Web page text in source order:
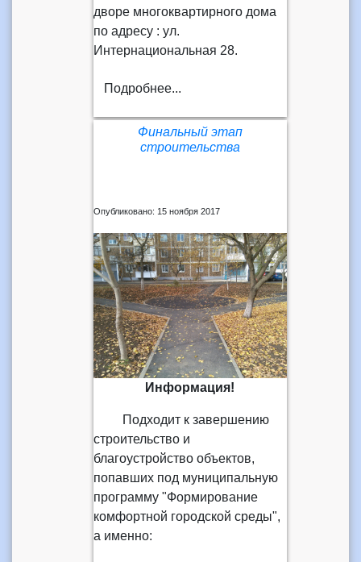
дворе многоквартирного дома
по адресу : ул.
Интернациональная 28.
Подробнее...
Финальный этап
строительства
Опубликовано: 15 ноября 2017
Информация!
Подходит к завершению
строительство и
благоустройство объектов,
попавших под муниципальную
программу "Формирование
комфортной городской среды",
а именно: